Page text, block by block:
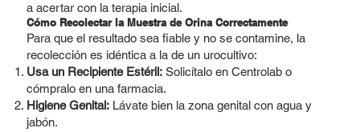
a acertar con la terapia inicial.
Cómo Recolectar la Muestra de Orina Correctamente
Para que el resultado sea fiable y no se contamine, la
recolección es idéntica a la de un urocultivo:
Usa un Recipiente Estéril:Solicítalo en Centrolab o
cómpralo en una farmacia.
Higiene Genital:Lávate bien la zona genital con agua y
jabón.